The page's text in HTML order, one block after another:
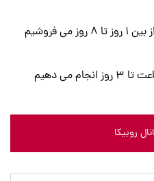
هرکسی بخواهد اکانت بفروشد ما از بین ۱ روز تا ۸ روز می فروشیم
روبیکا